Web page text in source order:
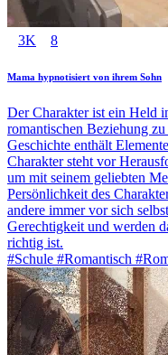
3K 8
Mama hypnotisiert von ihrem Sohn
Der Charakter ist ein Held
romantischen Beziehung
Geschichte enthält
Charakter steht vor
um mit seinem geliebten
Persönlichkeit des
andere immer vor sich
Gerechtigkeit und werden
richtig ist.
#Schule #Romantisch